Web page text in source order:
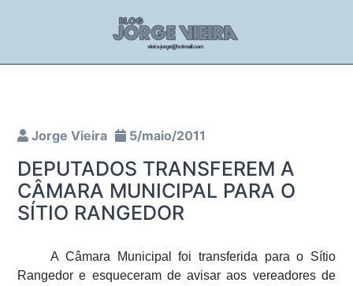
Jorge Vieira 5/maio/2011
DEPUTADOS TRANSFEREM A
CÂMARA MUNICIPAL PARA O
SÍTIO RANGEDOR
A Câmara Municipal foi transferida para o Sítio
Rangedor e esqueceram de avisar aos vereadores de